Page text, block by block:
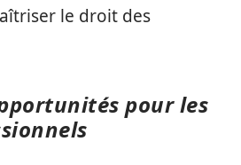
le droit des
pour les